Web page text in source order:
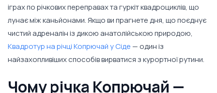
іграх по річкових переправах та гуркіт квадроциклів, що
лунає між каньйонами. Якщо ви прагнете дня, що поєднує
чистий адреналін із дикою анатолійською природою,
Квадротур на річці Копрючай у Сіде — один із
найзахопливіших способів вирватися з курортної рутини.
Чому річка Копрючай —